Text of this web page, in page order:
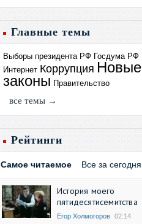
Главные темы
Выборы президента РФ Госдума РФ
Интернет Коррупция Новые
законы Правительство
все темы →
Рейтинги
Самое читаемое Все за сегодня
История моего
пятидесятисемитства
Егор Холмогоров 02:14